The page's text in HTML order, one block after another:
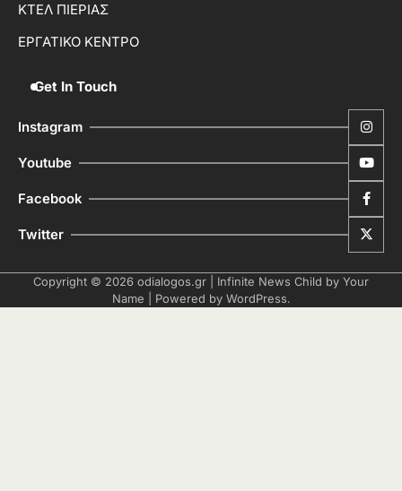
ΚΤΕΛ ΠΙΕΡΙΑΣ
ΕΡΓΑΤΙΚΟ ΚΕΝΤΡΟ
Get In Touch
Instagram
Youtube
Facebook
Twitter
Copyright © 2026 odialogos.gr | Infinite News Child by Your
Name | Powered by WordPress.